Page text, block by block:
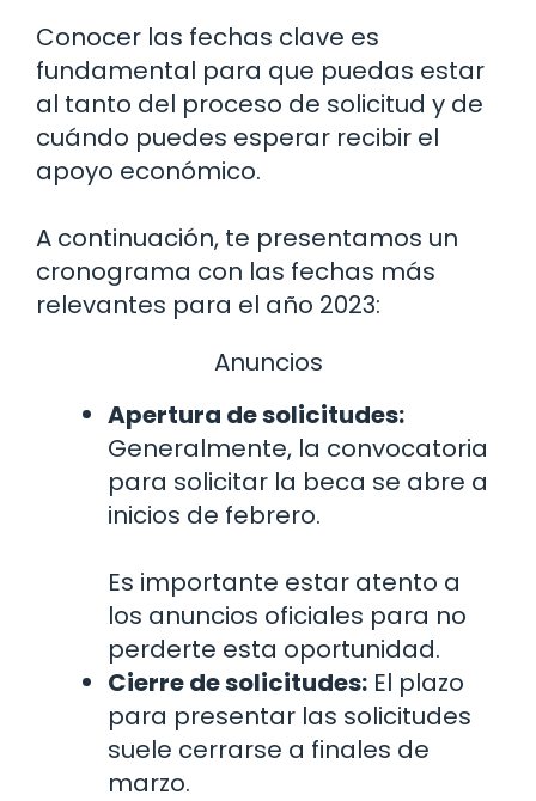
Conocer las fechas clave es
fundamental para que puedas estar
al tanto del proceso de solicitud y de
cuándo puedes esperar recibir el
apoyo económico.
A continuación, te presentamos un
cronograma con las fechas más
relevantes para el año 2023:
Anuncios
Apertura de solicitudes:
Generalmente, la convocatoria
para solicitar la beca se abre a
inicios de febrero.
Es importante estar atento a
los anuncios oficiales para no
perderte esta oportunidad.
Cierre de solicitudes: El plazo
para presentar las solicitudes
suele cerrarse a finales de
marzo.